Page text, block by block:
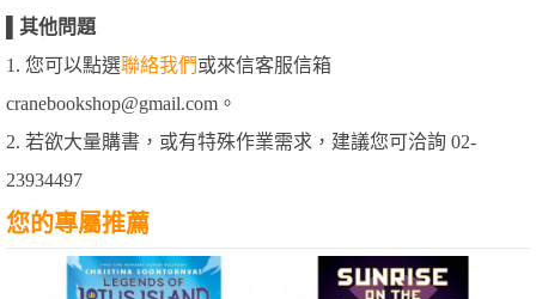
其他問題
1. 您可以點選聯絡我們或來信客服信箱
cranebookshop@gmail.com。
2. 若欲大量購書，或有特殊作業需求，建議您可洽詢 02-
23934497
您的專屬推薦